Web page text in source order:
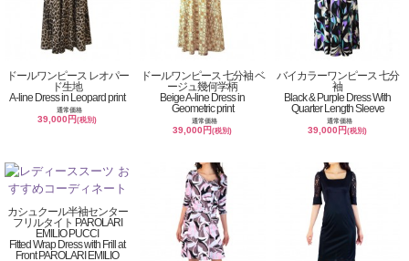
ドールワンピース レオパー
ド生地
A-line Dress in Leopard print
通常価格
39,000円(税別)
ドールワンピース 七分袖 ベ
ージュ幾何学柄
Beige A-line Dress in
Geometric print
通常価格
39,000円(税別)
バイカラーワンピース 七分
袖
Black & Purple Dress With
Quarter Length Sleeve
通常価格
39,000円(税別)
カシュクール半袖センター
フリルタイト PAROLARI
EMILIO PUCCI
Fitted Wrap Dress with Frill at
Front PAROLARI EMILIO